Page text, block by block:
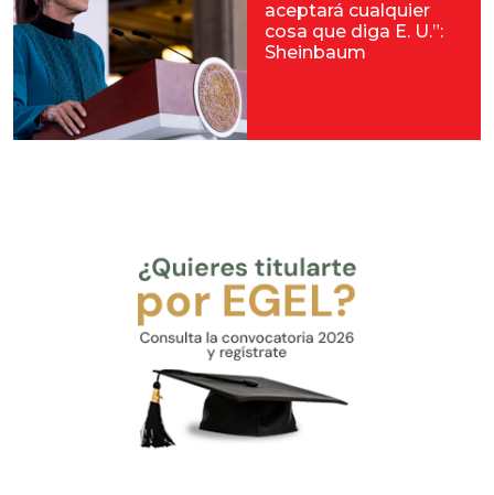
aceptará cualquier
cosa que diga E. U.”:
Sheinbaum